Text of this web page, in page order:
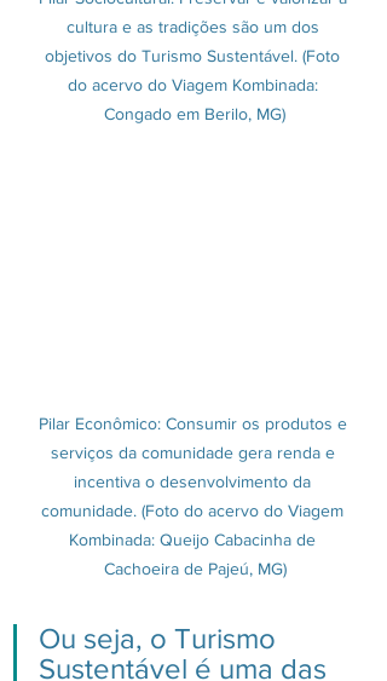
cultura e as tradições são um dos
objetivos do Turismo Sustentável. (Foto
do acervo do Viagem Kombinada:
Congado em Berilo, MG)
Pilar Econômico: Consumir os produtos e
serviços da comunidade gera renda e
incentiva o desenvolvimento da
comunidade. (Foto do acervo do Viagem
Kombinada: Queijo Cabacinha de
Cachoeira de Pajeú, MG)
Ou seja, o Turismo
Sustentável é uma das